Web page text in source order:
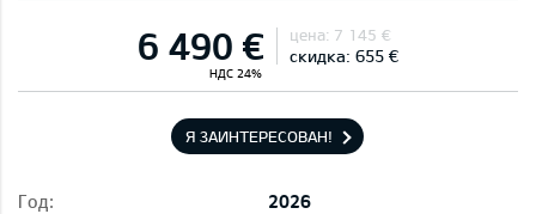
6 490 €
НДС 24%
цена: 7 145 €
скидка: 655 €
Я ЗАИНТЕРЕСОВАН!
Год:
2026